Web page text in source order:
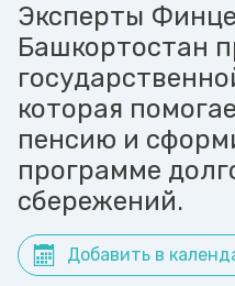
Эксперты
Башкортостан
которая
пенсию и
программе
сбережений.
Добавить в